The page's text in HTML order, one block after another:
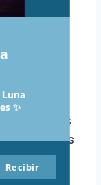
mis
: Cuanto más
más
Luna
✨
Recibir